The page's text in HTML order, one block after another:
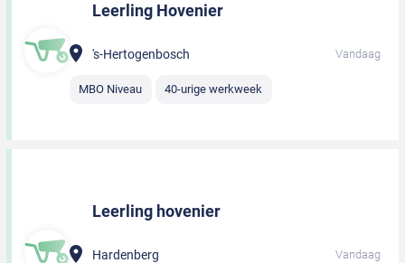
Leerling Hovenier
's-Hertogenbosch Vandaag
MBO Niveau 40-urige werkweek
Leerling hovenier
Hardenberg Vandaag